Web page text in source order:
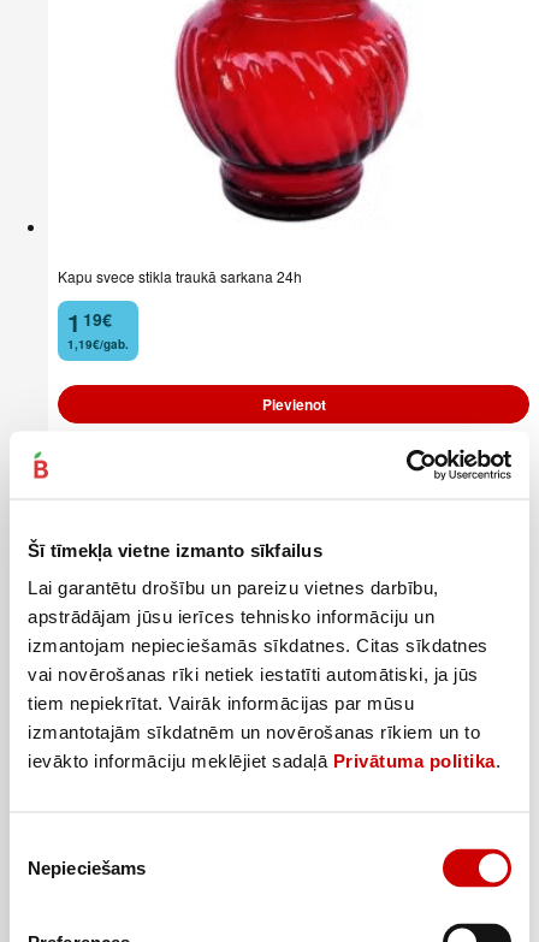
Šī tīmekļa vietne izmanto sīkfailus
Lai garantētu drošību un pareizu vietnes darbību,
apstrādājam jūsu ierīces tehnisko informāciju un
izmantojam nepieciešamās sīkdatnes. Citas sīkdatnes
vai novērošanas rīki netiek iestatīti automātiski, ja jūs
tiem nepiekrītat. Vairāk informācijas par mūsu
izmantotajām sīkdatnēm un novērošanas rīkiem un to
ievākto informāciju meklējiet sadaļā Privātuma politika.
izvēle
Nepieciešams
Kapu svece stikla traukā sarkana 24h
1
. 19€
1,19€/gab.
Pievienot
2
. 99€